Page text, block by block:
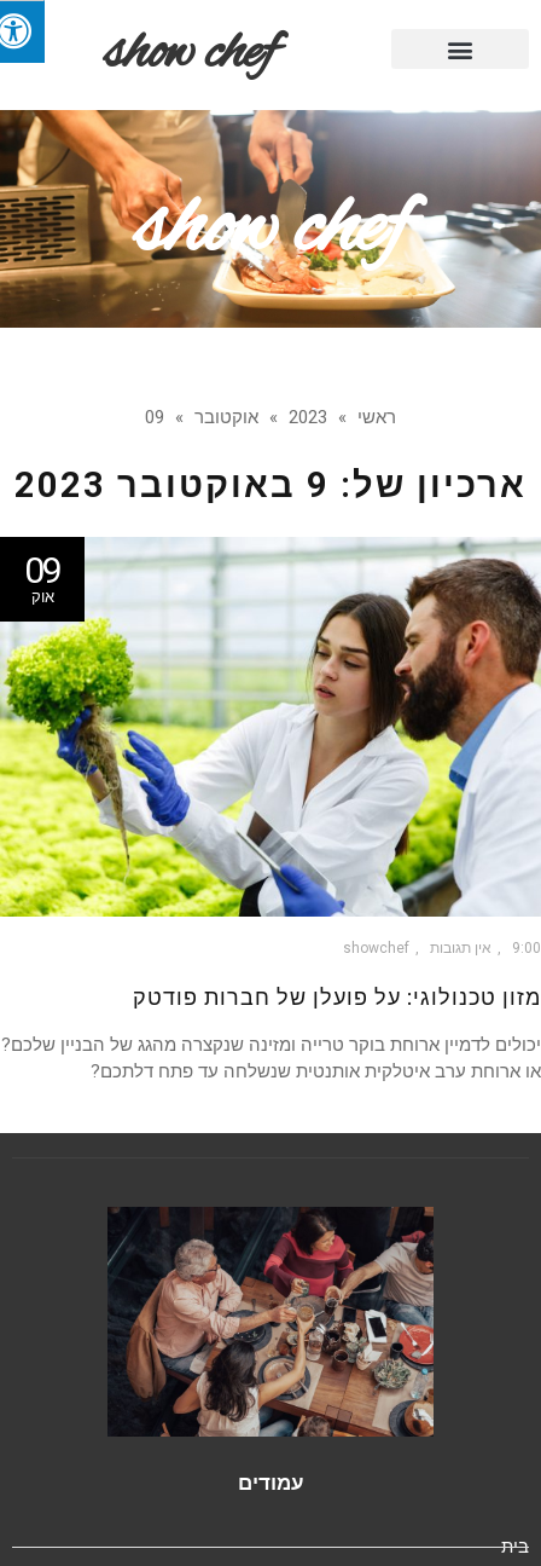
show chef
show chef
ראשי »
2023
» אוקטובר »
09
של:9 באוקטובר 2023
09
אוק
אין תגובות showchef
טכנולוגי: על פועלן של חברות פודטק
לדמיין ארוחת בוקר טרייה ומזינה שנקצרה מהגג של הבניין שלכם?
ארוחת ערב איטלקית אותנטית שנשלחה עד פתח דלתכם?
עמודים